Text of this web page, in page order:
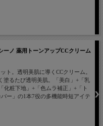
ーノ 薬用トーンアップCCクリーム
ト。透明美肌に導くCCクリーム。
塗るたび透明美肌。「美白」+「乳
化粧下地」+「色ムラ補正」+「ト
ー」の1本7役の多機能時短アイテ